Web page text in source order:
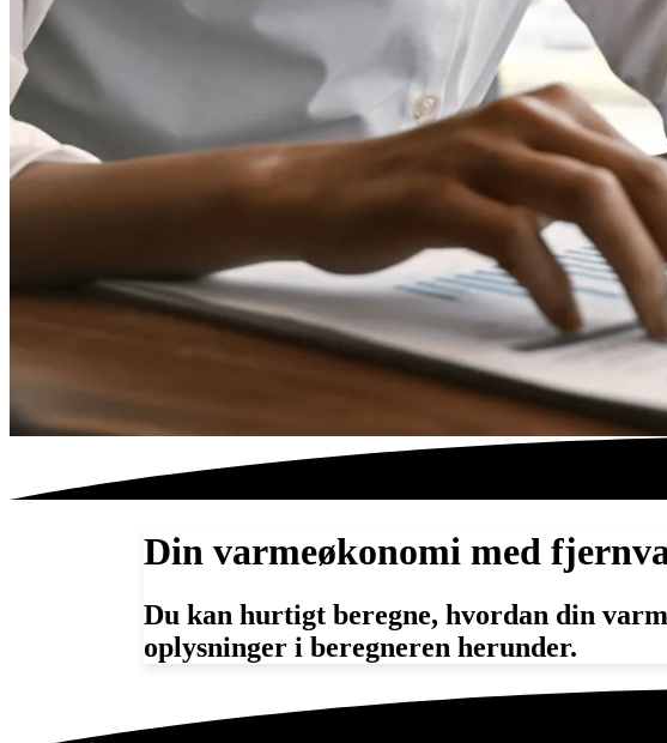
Din varmeøkonomi med
Du kan hurtigt beregne, hvordan din
oplysninger i beregneren herunder.